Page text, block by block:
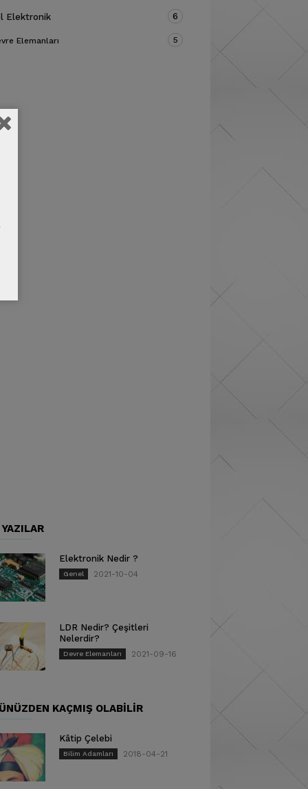
Elektronik 6
Elemanları 5
Elektronik Nedir ?
Genel 2021-10-04
LDR Nedir? Çeşitleri
Nelerdir?
Devre Elemanları 2021-09-16
KAÇMIŞ OLABILIR
Kâtip Çelebi
Bilim Adamları 2018-04-21